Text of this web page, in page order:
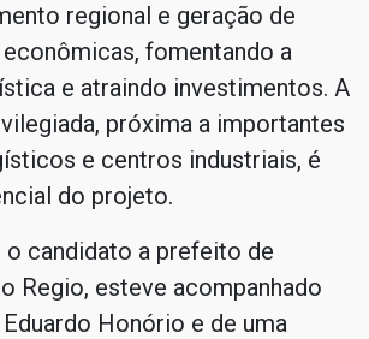
regional e geração de
fomentando a
e atraindo investimentos. A
próxima a importantes
e centros industriais, é
do projeto.
o candidato a prefeito de
Regio, esteve acompanhado
Honório e de uma